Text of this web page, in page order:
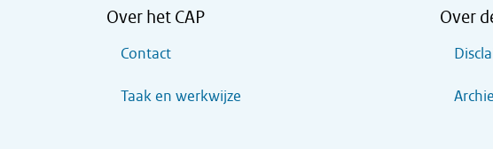
Over het CAP
Contact
Taak en werkwijze
Over